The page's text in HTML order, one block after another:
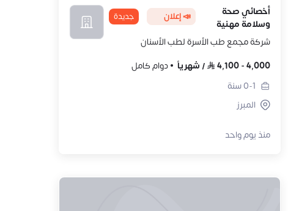
أخصائي صحة
وسلامة مهنية
📣 إعلان جديدة
شركة مجمع طب الأسرة لطب الأسنان
4,000
-
4,100
/ شهرياً
دوام كامل
0-1سنة
المبرز
منذ يوم واحد